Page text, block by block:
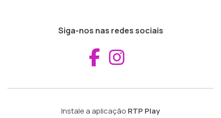
Siga-nos nas redes sociais
Aceder ao
Instale a aplicação RTP Play